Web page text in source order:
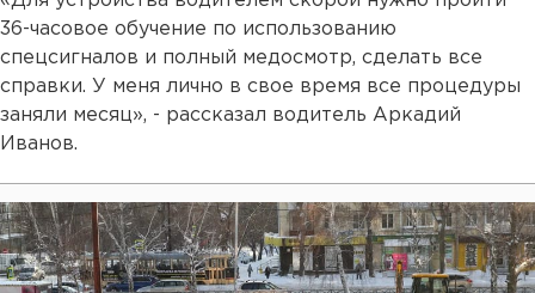
36-часовое обучение по использованию
спецсигналов и полный медосмотр, сделать все
справки. У меня лично в свое время все процедуры
заняли месяц», - рассказал водитель Аркадий
Иванов.